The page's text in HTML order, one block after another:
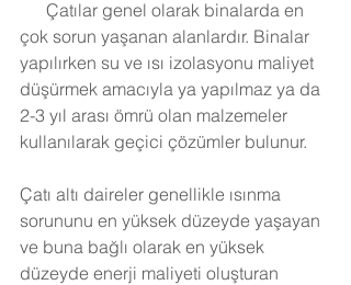
çok sorun yaşanan alanlardır. Binalar
yapılırken su ve ısı izolasyonu maliyet
düşürmek amacıyla ya yapılmaz ya da
2-3 yıl arası ömrü olan malzemeler
kullanılarak geçici çözümler bulunur.
Çatı altı daireler genellikle ısınma
sorununu en yüksek düzeyde yaşayan
ve buna bağlı olarak en yüksek
düzeyde enerji maliyeti oluşturan